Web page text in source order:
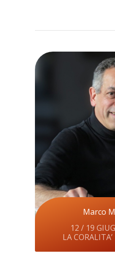
Marco
12 / 19
LA